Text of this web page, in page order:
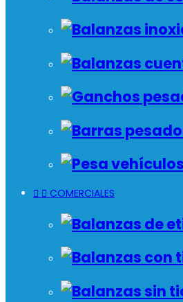
  COMERCIALES